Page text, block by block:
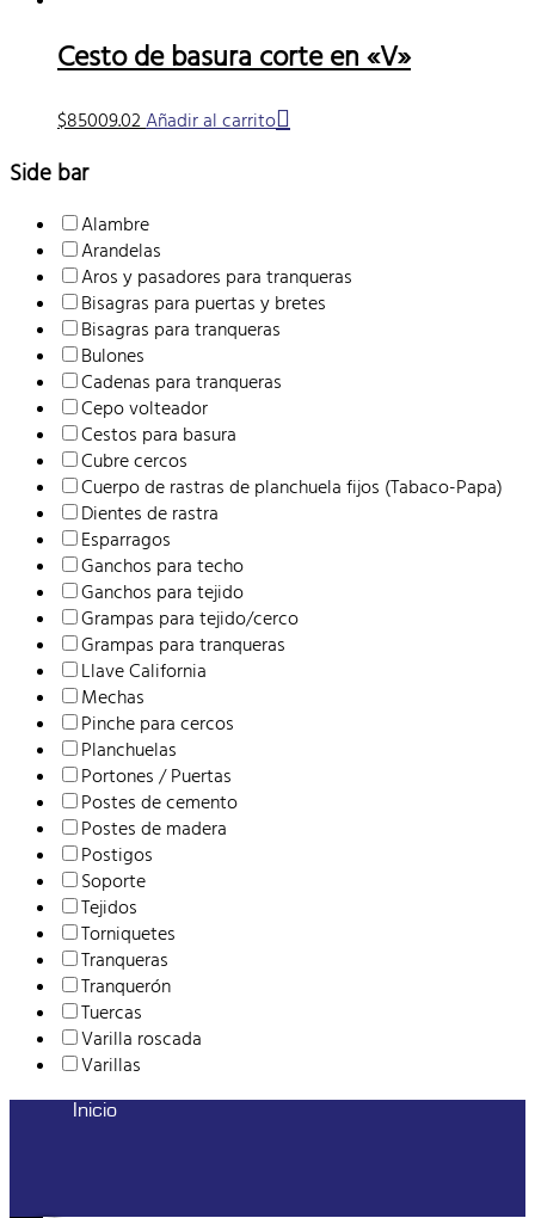
Cesto de basura corte en «V»
$85009.02Añadir al carrito
Side bar
Alambre
Arandelas
Aros y pasadores para tranqueras
Bisagras para puertas y bretes
Bisagras para tranqueras
Bulones
Cadenas para tranqueras
Cepo volteador
Cestos para basura
Cubre cercos
Cuerpo de rastras de planchuela fijos (Tabaco-Papa)
Dientes de rastra
Esparragos
Ganchos para techo
Ganchos para tejido
Grampas para tejido/cerco
Grampas para tranqueras
Llave California
Mechas
Pinche para cercos
Planchuelas
Portones / Puertas
Postes de cemento
Postes de madera
Postigos
Soporte
Tejidos
Torniquetes
Tranqueras
Tranquerón
Tuercas
Varilla roscada
Varillas
Inicio